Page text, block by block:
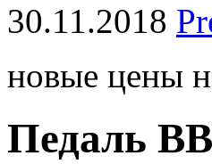
30.11.2018
новые цены
Педаль